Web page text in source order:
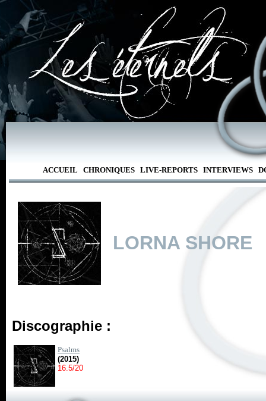
ACCUEIL CHRONIQUES LIVE-REPORTS INTERVIEWS
LORNA SHORE
Discographie :
Psalms
(2015)
16.5/20